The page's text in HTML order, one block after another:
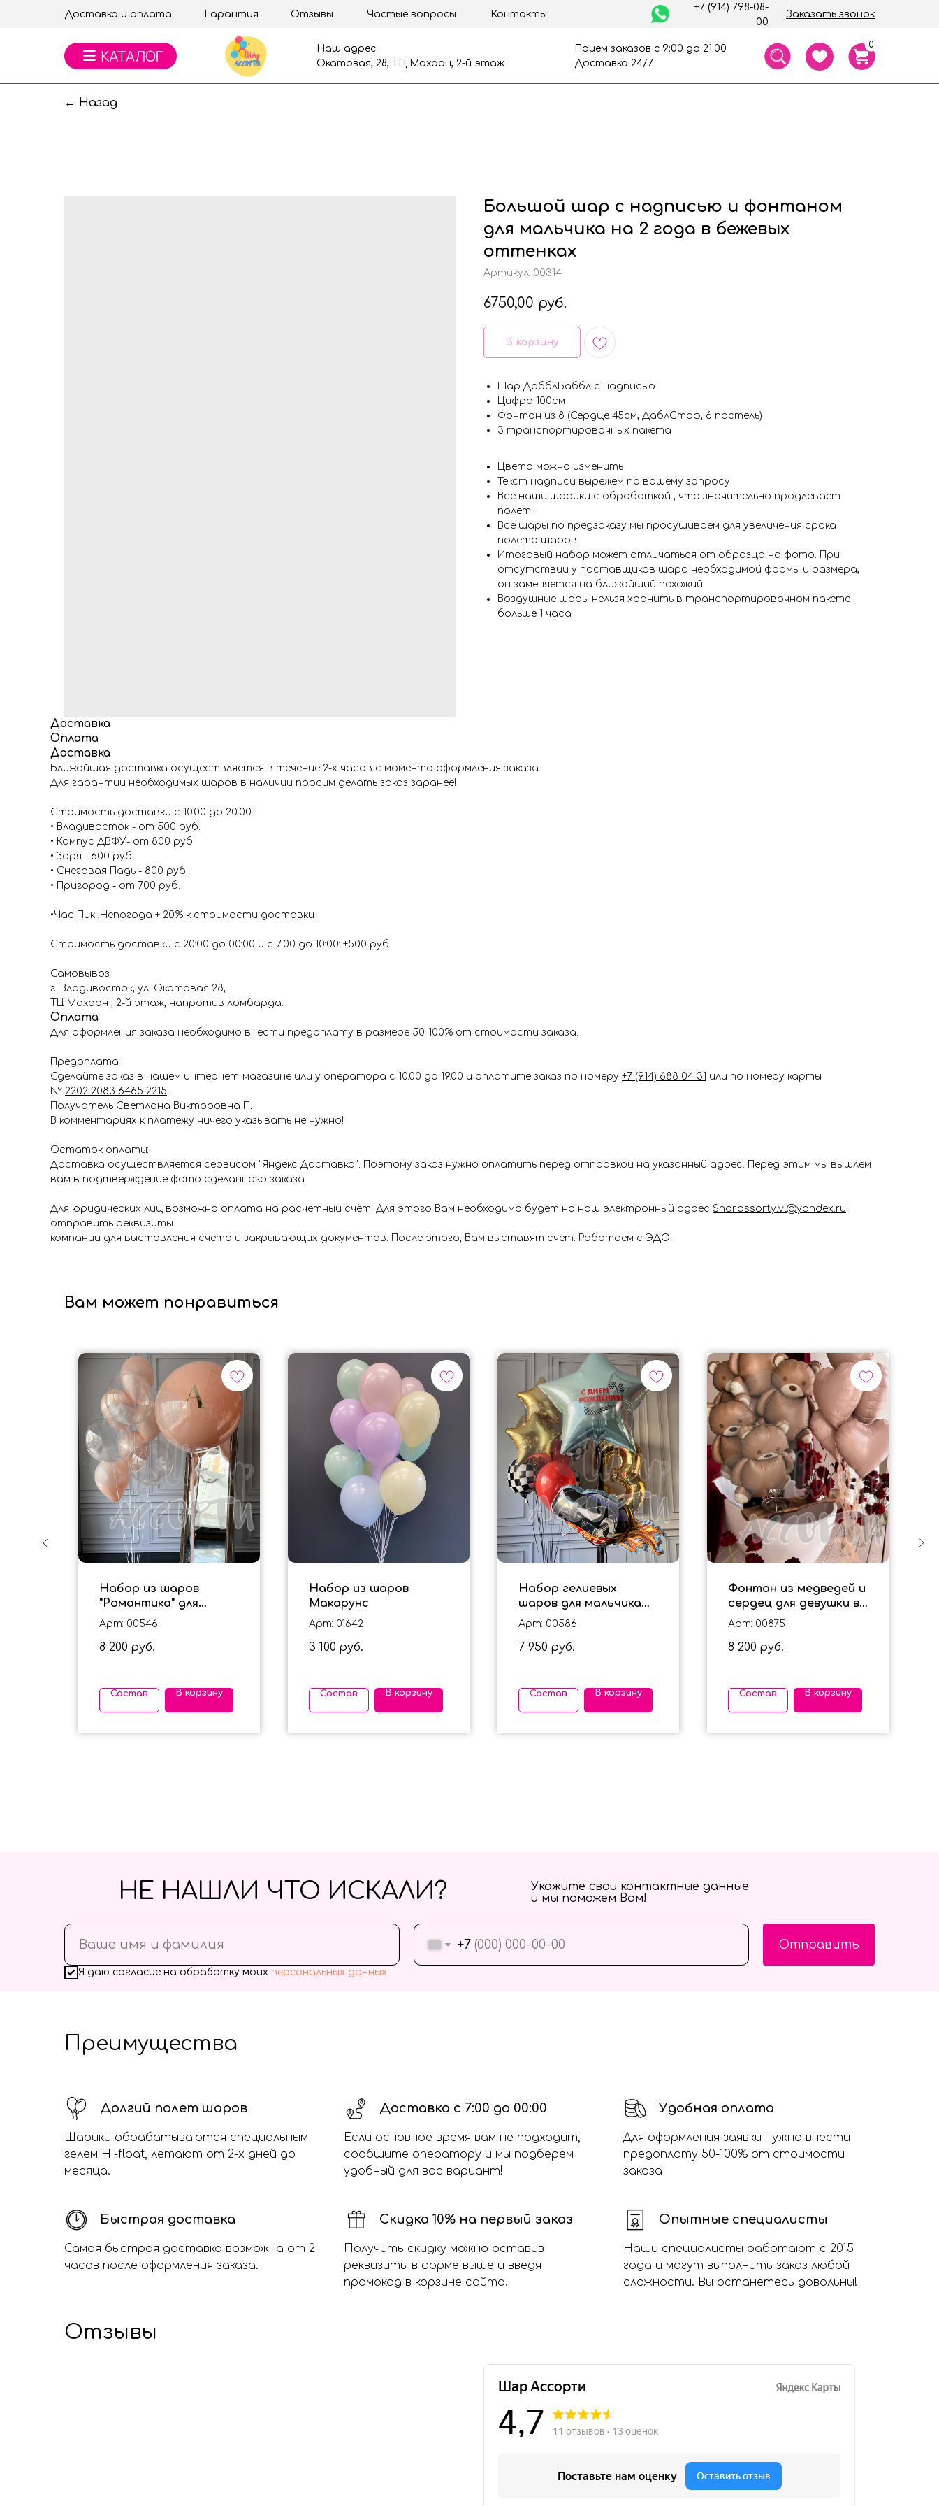
Заказать звонок
+7 (914) 798-08-
00
Доставка и оплата Гарантия Отзывы Частые вопросы Контакты
Прием заказов с 9:00 до 21:00
Доставка 24/7
Наш адрес:
Окатовая, 28, ТЦ Махаон, 2-й этаж
0
← Назад
Большой шар с надписью и фонтаном
для мальчика на 2 года в бежевых
оттенках
Артикул: 00314
6750,00 руб.
В корзину
Шар ДабблБаббл с надписью
Цифра 100см
Фонтан из 8 (Сердце 45см, ДаблСтаф, 6 пастель)
3 транспортировочных пакета
Цвета можно изменить
Текст надписи вырежем по вашему запросу
Все наши шарики с обработкой , что значительно продлевает
полет.
Все шары по предзаказу мы просушиваем для увеличения срока
полета шаров.
Итоговый набор может отличаться от образца на фото. При
отсутствии у поставщиков шара необходимой формы и размера,
он заменяется на ближайший похожий.
Воздушные шары нельзя хранить в транспортировочном пакете
больше 1 часа
Доставка
Оплата
Доставка
Ближайшая доставка осуществляется в течение 2-х часов с момента оформления заказа.
Для гарантии необходимых шаров в наличии просим делать заказ заранее!
Стоимость доставки с 10.00 до 20:00:
• Владивосток - от 500 руб.
• Кампус ДВФУ- от 800 руб.
• Заря - 600 руб.
• Снеговая Падь - 800 руб.
• Пригород - от 700 руб.
•Час Пик ,Непогода + 20% к стоимости доставки
Стоимость доставки с 20:00 до 00:00 и с 7:00 до 10:00: +500 руб.
Самовывоз:
г. Владивосток, ул. Окатовая 28,
ТЦ Махаон , 2-й этаж, напротив ломбарда.
Оплата
Для оформления заказа необходимо внести предоплату в размере 50-100% от стоимости заказа.
Предоплата:
Сделайте заказ в нашем интернет-магазине или у оператора с 10.00 до 19.00 и оплатите заказ по номеру +7 (914) 688 04 31 или по номеру карты
№ 2202 2083 6465 2215.
Получатель Светлана Викторовна П.
В комментариях к платежу ничего указывать не нужно!
Остаток оплаты:
Доставка осуществляется сервисом "Яндекс Доставка". Поэтому заказ нужно оплатить перед отправкой на указанный адрес. Перед этим мы вышлем
вам в подтверждение фото сделанного заказа
Для юридических лиц возможна оплата на расчётный счёт. Для этого Вам необходимо будет на наш электронный адрес Shar.assorty.vl@yandex.ru
отправить реквизиты
компании для выставления счета и закрывающих документов. После этого, Вам выставят счет. Работаем с ЭДО.
Вам может понравиться
Набор из шаров
"Романтика" для
девушки
Арт: 00546
8 200 руб.
Состав В корзину
Набор из шаров
Макарунс
Арт: 01642
3 100 руб.
Состав В корзину
Набор гелиевых
шаров для мальчика
на 3 года с машинкой
Арт: 00586
7 950 руб.
Состав В корзину
Фонтан из медведей и
сердец для девушки в
бежевом цвете
Арт: 00875
8 200 руб.
Состав В корзину
+7
Я даю согласие на обработку моих персональных данных
Отправить
НЕ НАШЛИ ЧТО ИСКАЛИ?
Укажите свои контактные данные
и мы поможем Вам!
Преимущества
Долгий полет шаров
Шарики обрабатываются специальным
гелем Hi-float, летают от 2-х дней до
месяца.
Доставка с 7:00 до 00:00
Если основное время вам не подходит,
сообщите оператору и мы подберем
удобный для вас вариант!
Удобная оплата
Для оформления заявки нужно внести
предоплату 50-100% от стоимости
заказа
Быстрая доставка
Самая быстрая доставка возможна от 2
часов после оформления заказа.
Скидка 10% на первый заказ
Получить скидку можно оставив
реквизиты в форме выше и введя
промокод в корзине сайта.
Опытные специалисты
Наши специалисты работают с 2015
года и могут выполнить заказ любой
сложности. Вы останетесь довольны!
Отзывы